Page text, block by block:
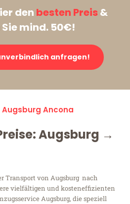
den besten Preis&
mind. 50€!
anfragen!
Ancona
Augsburg →
Transport von Augsburg nach
vielfältigen und kosteneffizienten
Augsburg, die speziell